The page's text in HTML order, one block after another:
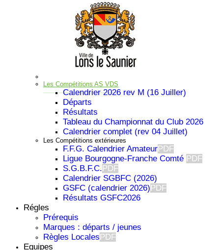
Les Compétitions AS VDS
Calendrier 2026 rev M (16 Juiller)
Départs
Résultats
Tableau du Championnat du Club 2026
Calendrier complet (rev 04 Juillet)
Les Compétitions extérieures
F.F.G. Calendrier AmateurPDF
Ligue Bourgogne-Franche Comté PDF
S.G.B.F.C.PDF
Calendrier SGBFC (2026)
GSFC (calendrier 2026)PDF
Résultats GSFC2026
Régles
Prérequis
Marques : départs / jeunes
Règles LocalesPDF
Equipes